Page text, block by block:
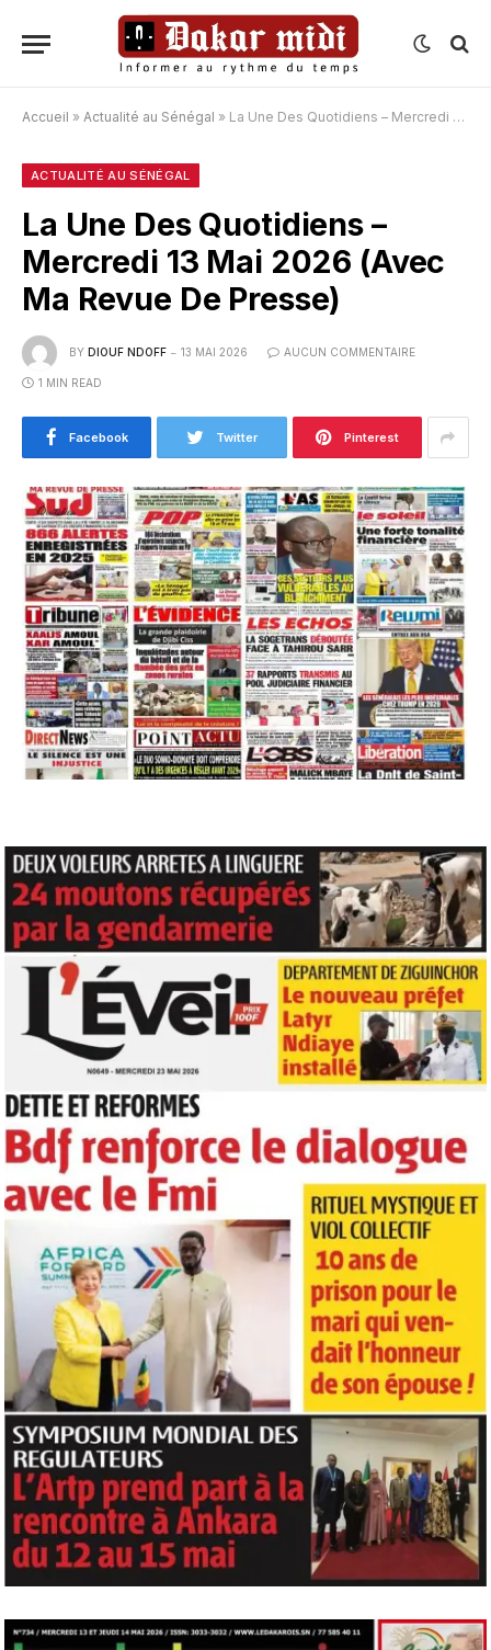
Accueil » Actualité au Sénégal » La Une Des Quotidiens – Mercredi 13 Mai 2026 (Avec Ma Revue De Presse)
ACTUALITÉ AU SÉNÉGAL
La Une Des Quotidiens –
Mercredi 13 Mai 2026 (Avec
Ma Revue De Presse)
BY DIOUF NDOFF 13 MAI 2026 AUCUN COMMENTAIRE
1 MIN READ
Facebook Twitter Pinterest